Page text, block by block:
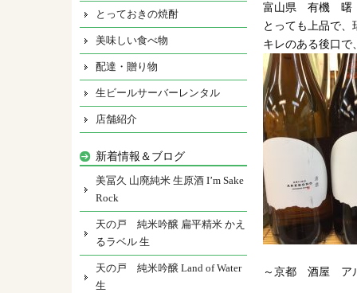
富山県 有機 曙
とっても上品で、
キレのある後口で
～京都 酒屋 ア
とっておきの焼酎
美味しい食べ物
配達・贈り物
生ビールサーバーレンタル
店舗紹介
新着情報＆ブログ
美冨久 山廃純米 生原酒 I’m Sake
Rock
天の戸 純米吟醸 扁平精米 かえ
るラベル 生
天の戸 純米吟醸 Land of Water
生